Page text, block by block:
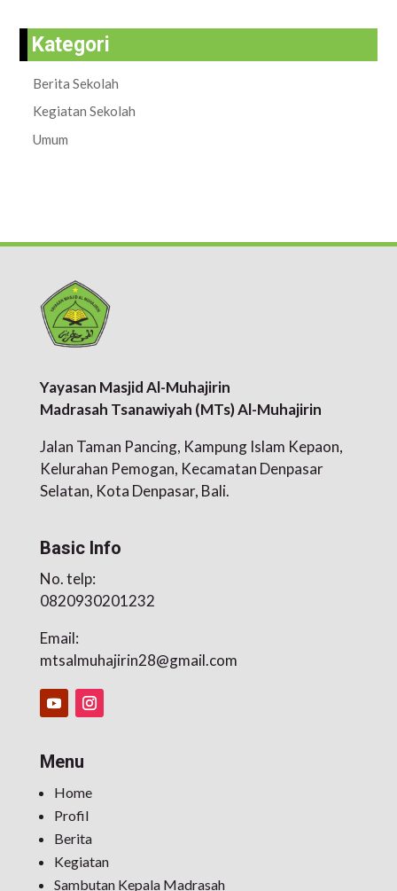
Kategori
Berita Sekolah
Kegiatan Sekolah
Umum
Yayasan Masjid Al-Muhajirin
Madrasah Tsanawiyah (MTs) Al-Muhajirin
Jalan Taman Pancing, Kampung Islam Kepaon,
Kelurahan Pemogan, Kecamatan Denpasar
Selatan, Kota Denpasar, Bali.
Basic Info
No. telp:
0820930201232
Email:
mtsalmuhajirin28@gmail.com
Menu
Home
Profil
Berita
Kegiatan
Sambutan Kepala Madrasah